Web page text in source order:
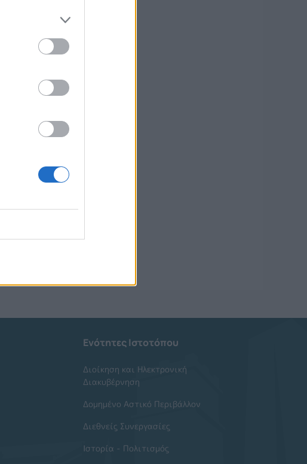
Ενότητες Ιστοτόπου
Διοίκηση και Ηλεκτρονική
Διακυβέρνηση
Δομημένο Αστικό Περιβάλλον
Διεθνείς Συνεργασίες
Ιστορία - Πολιτισμός